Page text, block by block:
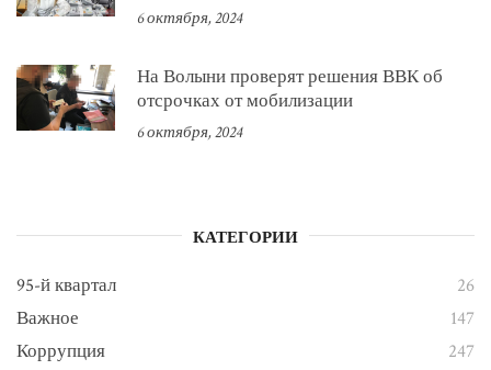
6 октября, 2024
На Волыни проверят решения ВВК об
отсрочках от мобилизации
6 октября, 2024
КАТЕГОРИИ
95-й квартал
26
Важное
147
Коррупция
247